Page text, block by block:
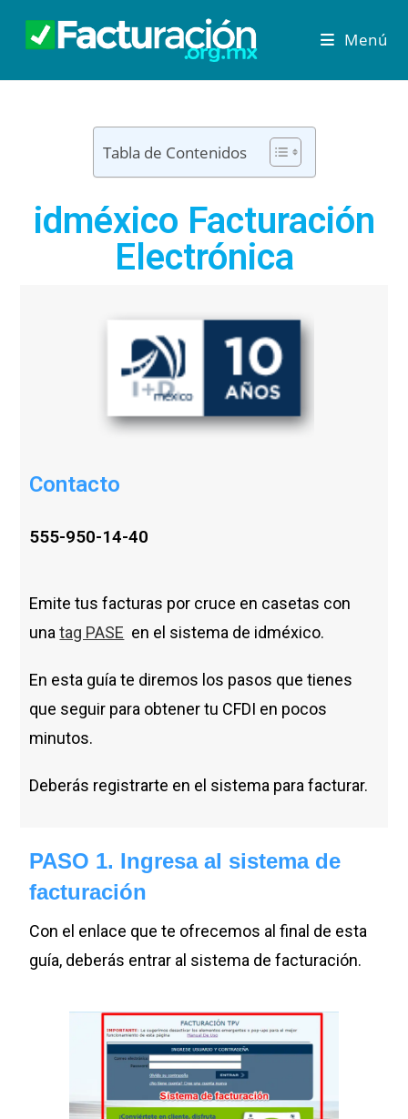
Menú
Tabla de Contenidos
idméxico Facturación
Electrónica
Contacto
555-950-14-40
Emite tus facturas por cruce en casetas con
unatag PASE en el sistema de idméxico.
En esta guía te diremos los pasos que tienes
que seguir para obtener tu CFDI en pocos
minutos.
Deberás registrarte en el sistema para facturar.
PASO 1. Ingresa al sistema de
facturación
Con el enlace que te ofrecemos al final de esta
guía, deberás entrar al sistema de facturación.